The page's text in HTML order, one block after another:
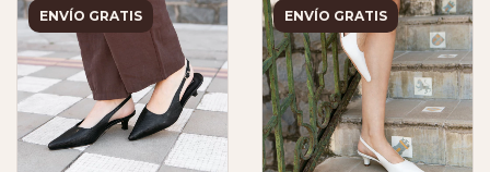
ENVÍO GRATIS ENVÍO GRATIS